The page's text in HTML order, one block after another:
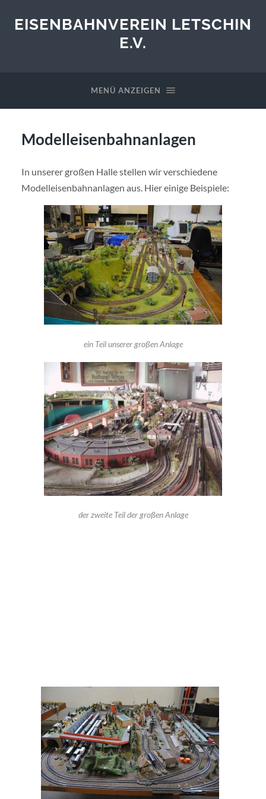
EISENBAHNVEREIN LETSCHIN
E.V.
MENÜ ANZEIGEN
Modelleisenbahnanlagen
In unserer großen Halle stellen wir verschiedene
Modelleisenbahnanlagen aus. Hier einige Beispiele:
ein Teil unserer großen Anlage
der zweite Teil der großen Anlage